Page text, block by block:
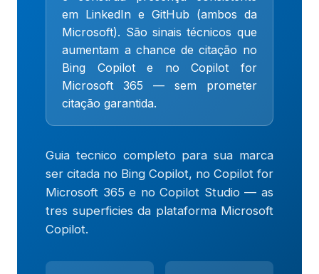
em LinkedIn e GitHub (ambos da
Microsoft). São sinais técnicos que
aumentam a chance de citação no
Bing Copilot e no Copilot for
Microsoft 365 — sem prometer
citação garantida.
Guia tecnico completo para sua marca
ser citada no Bing Copilot, no Copilot for
Microsoft 365 e no Copilot Studio — as
tres superficies da plataforma Microsoft
Copilot.